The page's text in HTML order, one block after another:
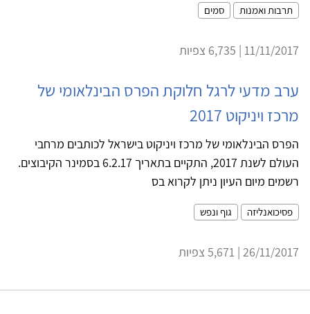
תרבות ואמנות סמים
11/11/2017 | 6,735 צפיות
ערב מדעי לרגל חלוקת הפרס הבינלאומי של
מרכז ויניקוט 2017
הפרס הבינלאומי של מרכז ויניקוט בישראל לכותבים מרחבי
העולם לשנת 2017, התקיים בתאריך 6.2.17 בסמינר הקיבוצים.
רשמים מיום העיון ניתן לקרוא בס
פסיכואנליזה גוף ונפש
26/11/2017 | 5,671 צפיות